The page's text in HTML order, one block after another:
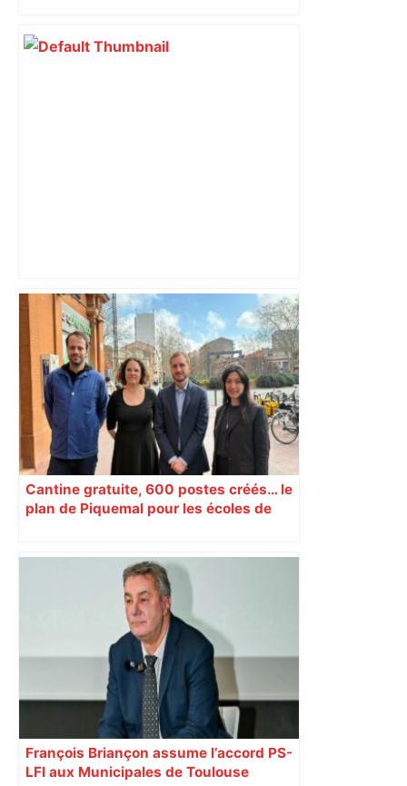
Capilla en bleu ciel pour combien de
temps encore ? Toulouse et l'UBB aux
aguets – Rugbynistere
Cantine gratuite, 600 postes créés… le
plan de Piquemal pour les écoles de
François Briançon assume l’accord PS-
LFI aux Municipales de Toulouse